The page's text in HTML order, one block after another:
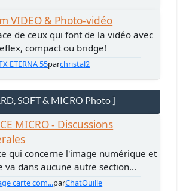
VIDEO & Photo-vidéo
de ceux qui font de la vidéo avec
compact ou bridge!
ETERNA 55parchristal2
SOFT & MICRO Photo ]
MICRO - Discussions
qui concerne l'image numérique et
va dans aucune autre section...
carte com...parChatOuille